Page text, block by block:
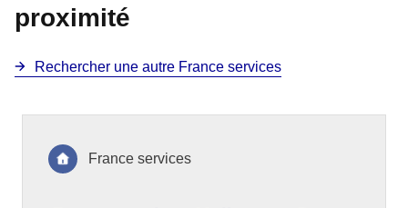
proximité
Rechercher une autre France services
France services